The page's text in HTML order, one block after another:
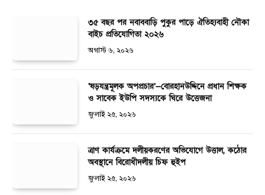
৩৫ বছর পর নবাববাড়ি পুকুর পাড়ে ঐতিহ্যবাহী নৌকা
বাইচ প্রতিযোগিতা ২০২৬
অগাস্ট ৬, ২০২৬
‘ষড়যন্ত্রমূলক অপপ্রচার’—বোরহানউদ্দিনে প্রধান শিক্ষক
ও সাবেক ইউপি সদস্যকে ঘিরে উত্তেজনা
জুলাই ২৫, ২০২৬
ত্রাণ কার্যক্রমে দলীয়করণের অভিযোগে উত্তাল, কঠোর
অবস্থানে বিরোধীদলীয় চিফ হুইপ
জুলাই ২৫, ২০২৬